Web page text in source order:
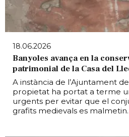
18.06.2026
Banyoles avança en la
patrimonial de la Casa del
A instància de l’Ajuntament
propietat ha portat a terme
urgents per evitar que el
grafits medievals es malmetin.